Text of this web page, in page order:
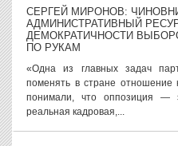
СЕРГЕЙ МИРОНОВ:
АДМИНИСТРАТИВНЫЙ
ДЕМОКРАТИЧНОСТИ
ПО РУКАМ
«Одна из главных задач
поменять в стране
понимали, что оппозиция —
реальная кадровая,...